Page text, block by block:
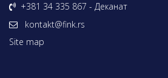
+381 34 335 867 - Деканат
kontakt@fink.rs
Site map